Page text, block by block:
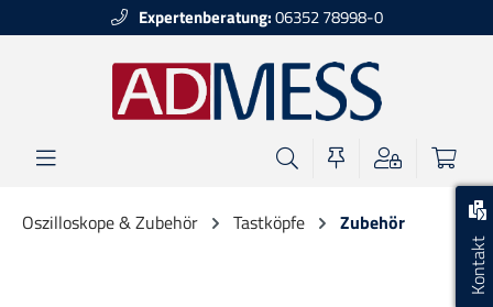
Kontakt
Expertenberatung:06352 78998-0
Oszilloskope & Zubehör Tastköpfe Zubehör